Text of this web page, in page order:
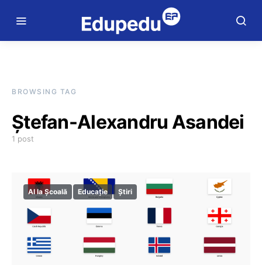
BROWSING TAG
Ștefan-Alexandru Asandei
1 post
AI la Școală Educație Știri